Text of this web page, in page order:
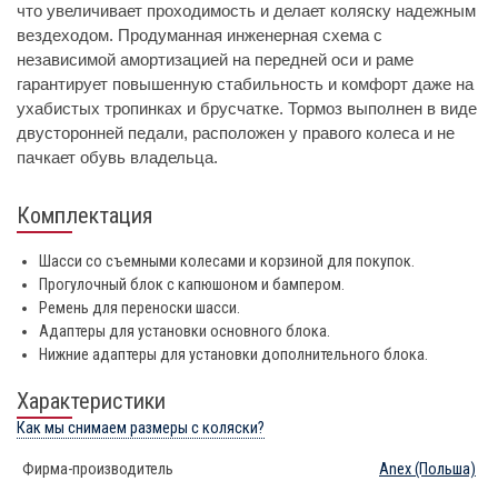
что увеличивает проходимость и делает коляску надежным
вездеходом. Продуманная инженерная схема с
независимой амортизацией на передней оси и раме
гарантирует повышенную стабильность и комфорт даже на
ухабистых тропинках и брусчатке. Тормоз выполнен в виде
двусторонней педали, расположен у правого колеса и не
пачкает обувь владельца.
Комплектация
Шасси со съемными колесами и корзиной для покупок.
Прогулочный блок с капюшоном и бампером.
Ремень для переноски шасси.
Адаптеры для установки основного блока.
Нижние адаптеры для установки дополнительного блока.
Характеристики
Как мы снимаем размеры с коляски?
Фирма-производитель Anex(Польша)